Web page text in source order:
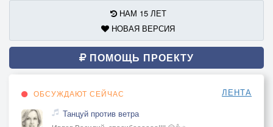
НАМ 15 ЛЕТ
НОВАЯ ВЕРСИЯ
ПОМОЩЬ ПРОЕКТУ
ОБСУЖДАЮТ СЕЙЧАС ЛЕНТА
Танцуй против ветра